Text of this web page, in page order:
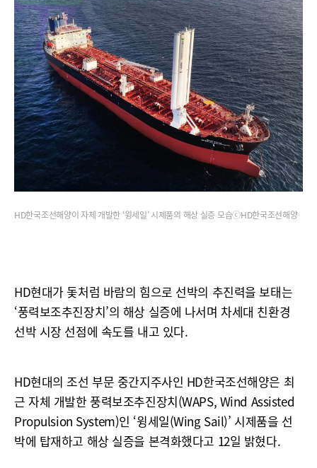
HD한국조선해양이 자체 개발한 ‘윙세일’ 시제품의 해상 실증 모습ⓒHD한국조선해양
HD현대가 돛처럼 바람의 힘으로 선박의 추진력을 보태는
‘풍력보조추진장치’의 해상 실증에 나서며 차세대 친환경
선박 시장 선점에 속도를 내고 있다.
HD현대의 조선 부문 중간지주사인 HD한국조선해양은 최
근 자체 개발한 풍력보조추진장치(WAPS, Wind Assisted
Propulsion System)인 ‘윙세일(Wing Sail)’ 시제품을 선
박에 탑재하고 해상 실증을 본격화했다고 12일 밝혔다.